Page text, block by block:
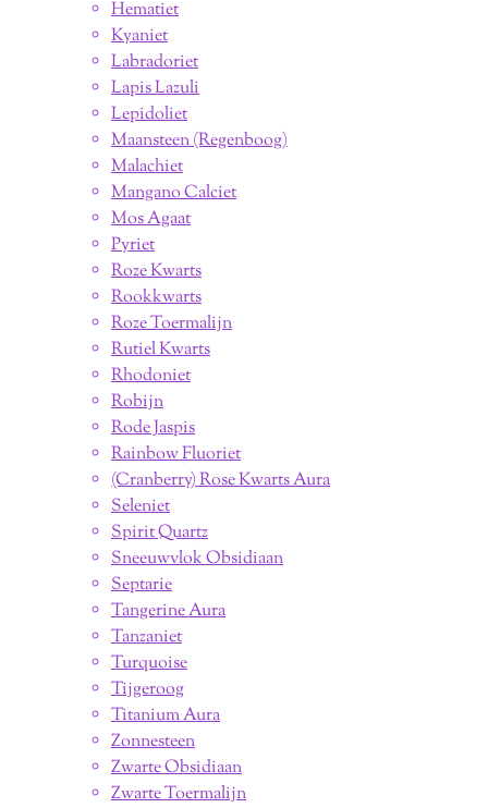
Hematiet
Kyaniet
Labradoriet
Lapis Lazuli
Lepidoliet
Maansteen (Regenboog)
Malachiet
Mangano Calciet
Mos Agaat
Pyriet
Roze Kwarts
Rookkwarts
Roze Toermalijn
Rutiel Kwarts
Rhodoniet
Robijn
Rode Jaspis
Rainbow Fluoriet
(Cranberry) Rose Kwarts Aura
Seleniet
Spirit Quartz
Sneeuwvlok Obsidiaan
Septarie
Tangerine Aura
Tanzaniet
Turquoise
Tijgeroog
Titanium Aura
Zonnesteen
Zwarte Obsidiaan
Zwarte Toermalijn